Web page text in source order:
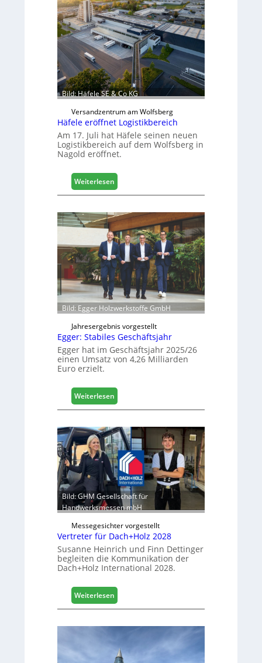
h
i
n
e
n
a
u
d
i
g
t
a
i
s
i
e
r
t
s
i
c
h
Bild: Häfele SE & Co KG
Versandzentrum am Wolfsberg
Häfele eröffnet Logistikbereich
Am 17. Juli hat Häfele seinen neuen
Logistikbereich auf dem Wolfsberg in
Nagold eröffnet.
Weiterlesen
H
f
e
l
e
e
r
ö
f
f
n
e
t
L
o
s
t
k
b
e
r
e
i
c
h
Bild: Egger Holzwerkstoffe GmbH
Jahresergebnis vorgestellt
Egger: Stabiles Geschäftsjahr
Egger hat im Geschäftsjahr 2025/26
einen Umsatz von 4,26 Milliarden
Euro erzielt.
Weiterlesen
E
g
e
r
:
S
t
a
b
l
e
s
G
e
s
h
f
s
Bild: GHM Gesellschaft für
Handwerksmessen mbH
Messegesichter vorgestellt
Vertreter für Dach+Holz 2028
Susanne Heinrich und Finn Dettinger
begleiten die Kommunikation der
Dach+Holz International 2028.
Weiterlesen
V
r
r